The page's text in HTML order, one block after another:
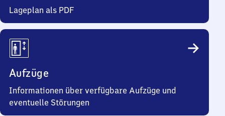
Lageplan als PDF
Aufzüge
Informationen über verfügbare Aufzüge und
eventuelle Störungen